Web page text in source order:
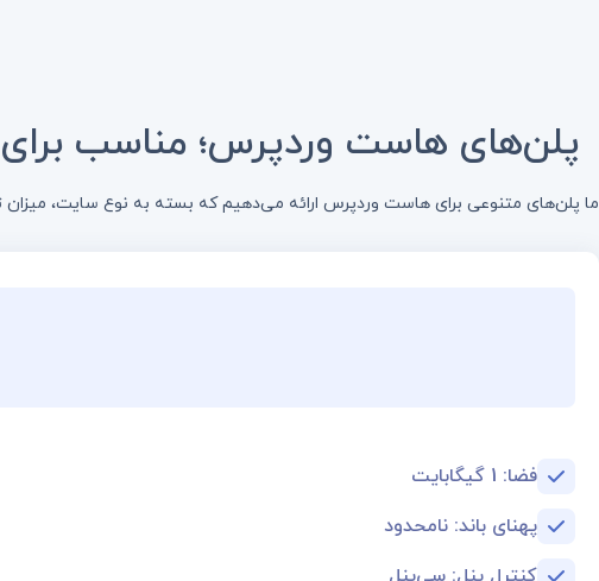
پلن‌های هاست وردپرس؛ مناسب برای
ما پلن‌های متنوعی برای هاست وردپرس ارائه می‌دهیم که بسته به نوع سایت، میزان
فضا: 1 گیگابایت
پهنای باند: نامحدود